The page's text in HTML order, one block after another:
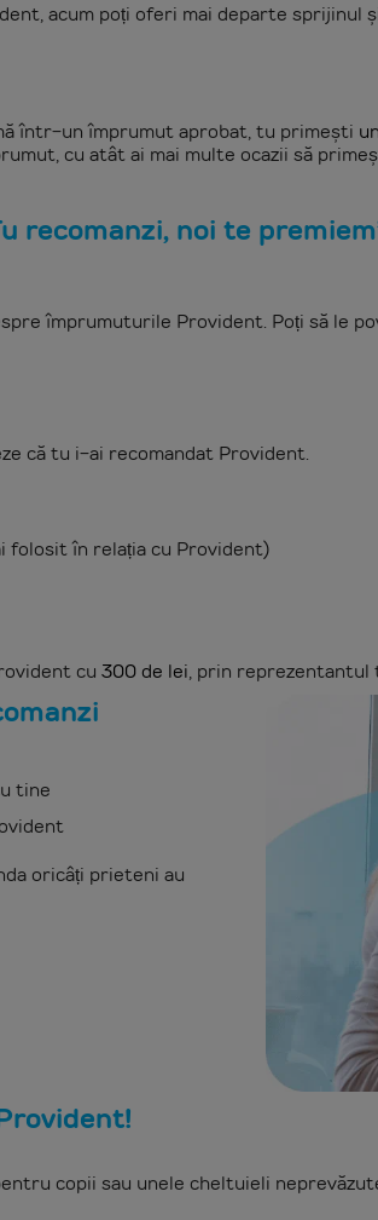
acum poți oferi mai departe sprijinul
într-un împrumut aprobat, tu primești
cu atât ai mai multe ocazii să
recomanzi, noi te
împrumuturile Provident. Poți să le
că tu i-ai recomandat Provident.
folosit în relația cu Provident)
cu 300 de lei , prin reprezentantul
tine
oricâți prieteni au
copii sau unele cheltuieli